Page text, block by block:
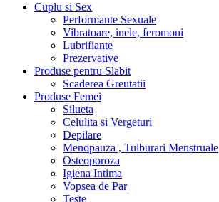
Cuplu si Sex
Performante Sexuale
Vibratoare, inele, feromoni
Lubrifiante
Prezervative
Produse pentru Slabit
Scaderea Greutatii
Produse Femei
Silueta
Celulita si Vergeturi
Depilare
Menopauza , Tulburari Menstruale
Osteoporoza
Igiena Intima
Vopsea de Par
Teste